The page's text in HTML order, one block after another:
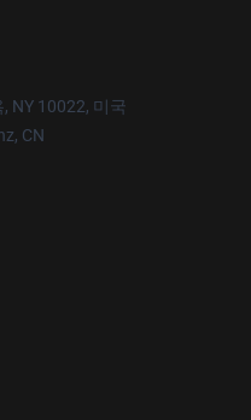
NY 10022, 미국
CN